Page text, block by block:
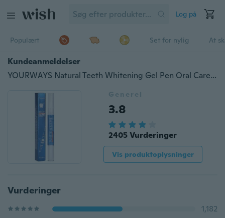
Log på
Populært Set for nylig At
Kundeanmeldelser
YOURWAYS Natural Teeth Whitening Gel Pen Oral Care Tooth
Generel
3.8
2405 Vurderinger
Vis produktoplysninger
Vurderinger
1,182